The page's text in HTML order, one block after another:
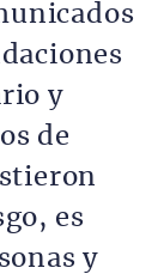
y
de
es
y